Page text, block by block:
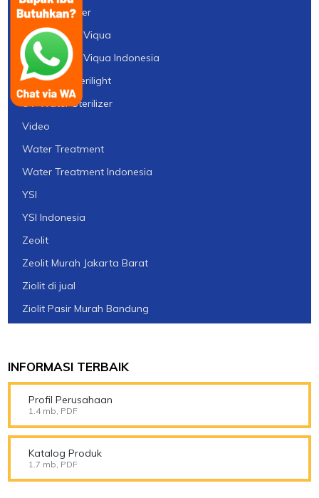
Turbidity Meter
UV Sterilight Viqua
UV Sterilight Viqua Indonesia
UV Viqua Sterilight
UV Water Sterilizer
Video
Water Treatment
Water Treatment Indonesia
YSI
YSI Indonesia
Zeolit
Zeolit Murah Jakarta Barat
Ziolit di jual
Ziolit Pasir Murah Bandung
INFORMASI TERBAIK
Profil Perusahaan
1.4 mb, PDF
Katalog Produk
1.7 mb, PDF